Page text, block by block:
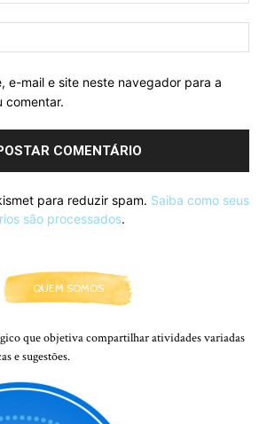
e-mail e site neste navegador para a
comentar.
para reduzir spam. Saiba como seus
são processados.
QUEM SOMOS
que objetiva compartilhar atividades variadas
e sugestões.